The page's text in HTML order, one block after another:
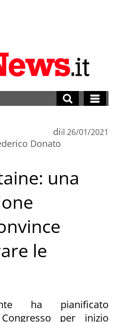
di
Donato
il 26/01/2021
una
le
ha pianificato
per inizio